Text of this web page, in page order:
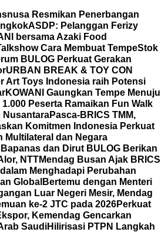
Resmikan Penerbangan
ASDP: Pelanggan Ferizy
bersama Azaki Food
Cara Membuat TempeStok
BULOG Perkuat Gerakan
URBAN BREAK & TOY CON
Art Toys Indonesia raih Potensi
KOWANI Gaungkan Tempe Menuju
Peserta Ramaikan Fun Walk
NusantaraPasca-BRICS TMM,
Komitmen Indonesia Perkuat
Multilateral dan Negara
dan Dirut BULOG Berikan
NTTMendag Busan Ajak BRICS
Menghadapi Perubahan
Global Bertemu dengan Menteri
Luar Negeri Mesir, Mendag
ke-2 JTC pada 2026Perkuat
Kemendag Gencarkan
SaudiHilirisasi PTPN Langkah